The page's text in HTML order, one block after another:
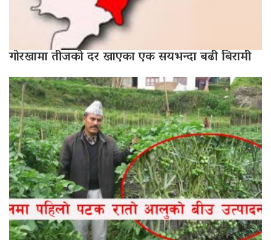
गोरखामा तीजको दर खाएका एक सयभन्दा बढी बिरामी